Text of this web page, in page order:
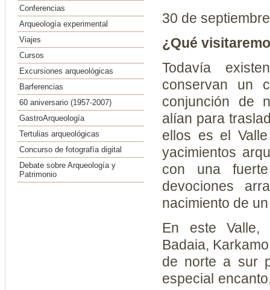
Conferencias
Arqueología experimental
Viajes
Cursos
Excursiones arqueológicas
Barferencias
60 aniversario (1957-2007)
GastroArqueología
Tertulias arqueológicas
Concurso de fotografía digital
Debate sobre Arqueología y
Patrimonio
30 de
¿Qué
Todavía
conservan un
conjunción de
alían para
ellos es el
yacimientos
con una
devociones
nacimiento de
En este
Badaia,
de norte a sur
especial